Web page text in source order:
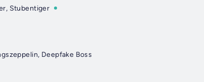
Stubentiger
Deepfake Boss